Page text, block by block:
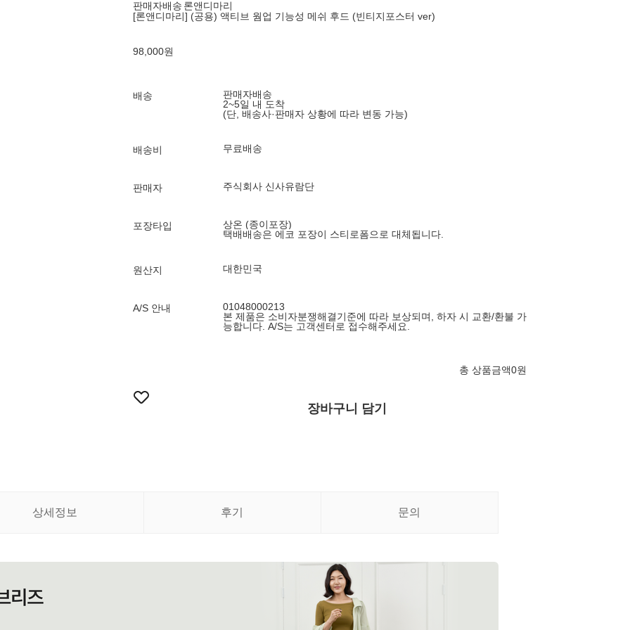
판매자배송 론앤디마리
[론앤디마리] (공용) 액티브 웜업 기능성 메쉬 후드 (빈티지포스터 ver)
98,000원
배송
판매자배송
2~5일 내 도착
(단, 배송사·판매자 상황에 따라 변동 가능)
배송비 무료배송
판매자 주식회사 신사유람단
포장타입
상온 (종이포장)
택배배송은 에코 포장이 스티로폼으로 대체됩니다.
원산지 대한민국
A/S 안내
01048000213
본 제품은 소비자분쟁해결기준에 따라 보상되며, 하자 시 교환/환불 가
능합니다. A/S는 고객센터로 접수해주세요.
총 상품금액0원
장바구니 담기
상세정보 후기 문의